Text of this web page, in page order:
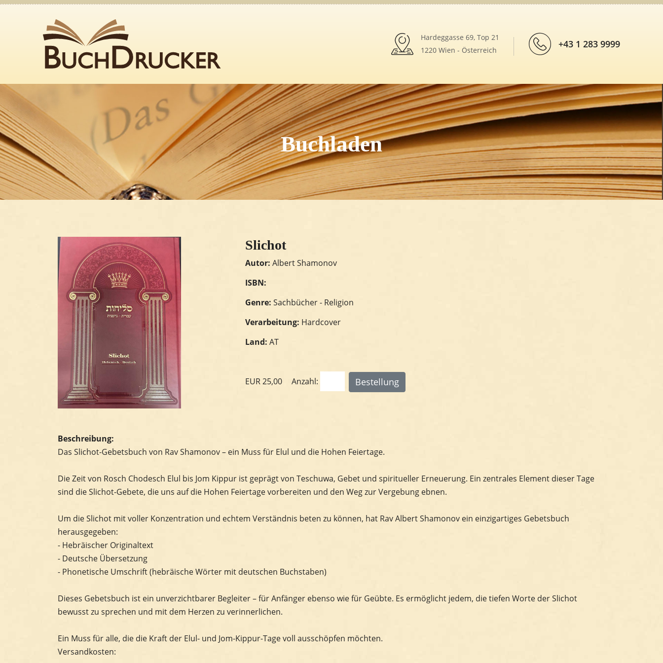
Hardeggasse 69, Top 21
1220 Wien - Österreich
+43 1 283 9999
Buchladen
Slichot
Autor: Albert Shamonov
ISBN:
Genre: Sachbücher - Religion
Verarbeitung: Hardcover
Land: AT
EUR25,00 Anzahl:
Beschreibung:
Das Slichot-Gebetsbuch von Rav Shamonov – ein Muss für Elul und die Hohen Feiertage.
Die Zeit von Rosch Chodesch Elul bis Jom Kippur ist geprägt von Teschuwa, Gebet und spiritueller Erneuerung. Ein zentrales Element dieser Tage
sind die Slichot-Gebete, die uns auf die Hohen Feiertage vorbereiten und den Weg zur Vergebung ebnen.
Um die Slichot mit voller Konzentration und echtem Verständnis beten zu können, hat Rav Albert Shamonov ein einzigartiges Gebetsbuch
herausgegeben:
- Hebräischer Originaltext
- Deutsche Übersetzung
- Phonetische Umschrift (hebräische Wörter mit deutschen Buchstaben)
Dieses Gebetsbuch ist ein unverzichtbarer Begleiter – für Anfänger ebenso wie für Geübte. Es ermöglicht jedem, die tiefen Worte der Slichot
bewusst zu sprechen und mit dem Herzen zu verinnerlichen.
Ein Muss für alle, die die Kraft der Elul- und Jom-Kippur-Tage voll ausschöpfen möchten.
Versandkosten: